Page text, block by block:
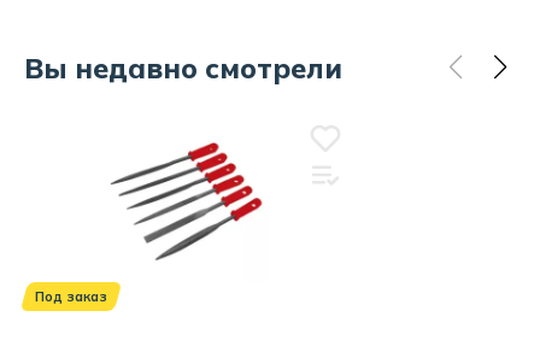
Вы недавно смотрели
Под заказ